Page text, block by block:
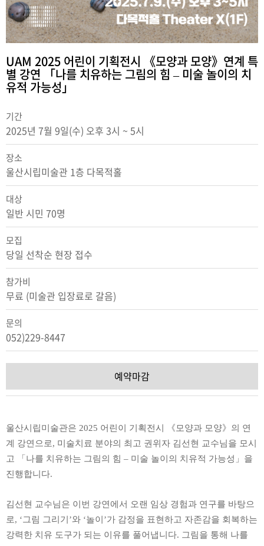
UAM 2025 어린이 기획전시 《모양과 모양》연계 특
별 강연 「나를 치유하는 그림의 힘 – 미술 놀이의 치
유적 가능성」
기간
2025년 7월 9일(수) 오후 3시 ~ 5시
장소
울산시립미술관 1층 다목적홀
대상
일반 시민 70명
모집
당일 선착순 현장 접수
참가비
무료 (미술관 입장료로 갈음)
문의
052)229-8447
예약마감
울산시립미술관은 2025 어린이 기획전시 《모양과 모양》 의 연
계 강연으로, 미술치료 분야의 최고 권위자 김선현 교수님을 모시
고
「 나를 치유하는 그림의 힘 – 미술 놀이의 치유적 가능성 」 을
진행합니다.
김선현 교수님은 이번 강연에서 오랜 임상 경험과 연구를 바탕으
로, ‘그림 그리기 ’와 ‘놀이 ’가 감정을 표현하고 자존감을 회복하는
강력한 치유 도구가 되는 이유를 풀어냅니다. 그림을 통해 나를